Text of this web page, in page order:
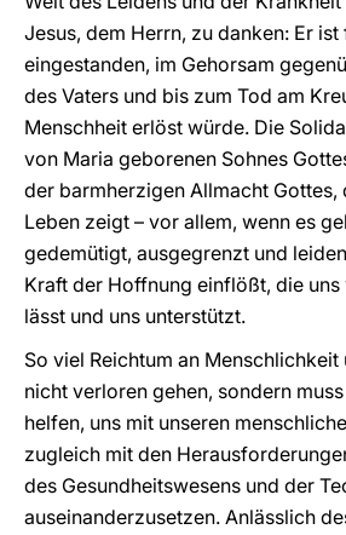
Jesus, dem Herrn, zu danken: Er ist
eingestanden, im Gehorsam
des Vaters und bis zum Tod am
Menschheit erlöst würde. Die
von Maria geborenen Sohnes
der barmherzigen Allmacht Gottes,
Leben zeigt – vor allem, wenn es
gedemütigt, ausgegrenzt und
Kraft der Hoffnung einflößt, die
lässt und uns unterstützt.
So viel Reichtum an
nicht verloren gehen, sondern
helfen, uns mit unseren
zugleich mit den
des Gesundheitswesens und der
auseinanderzusetzen. Anlässlich